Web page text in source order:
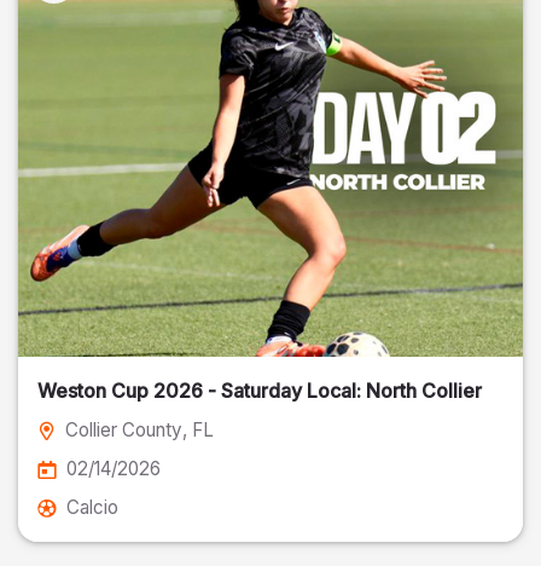
Weston Cup 2026 - Saturday Local: North Collier
Collier County, FL
02/14/2026
Calcio